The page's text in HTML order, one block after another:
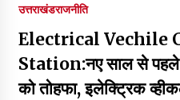
उत्तराखंडराजनीति
Electrical Vechile
Station:नए साल से पहले
को तोहफा, इलेक्ट्रिक